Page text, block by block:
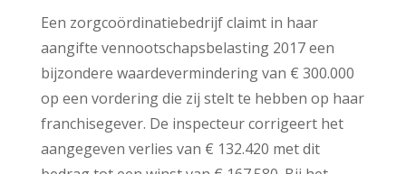
Een zorgcoördinatiebedrijf claimt in haar
aangifte vennootschapsbelasting 2017 een
bijzondere waardevermindering van € 300.000
op een vordering die zij stelt te hebben op haar
franchisegever. De inspecteur corrigeert het
aangegeven verlies van € 132.420 met dit